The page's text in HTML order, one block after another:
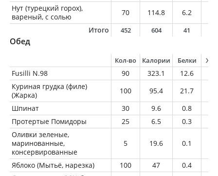
Нут (турецкий горох),
вареный, с солью
70 114.8 6.2
Итого
452 604 41
Обед
Кол-во Калории Белки
Fusilli N.98 90 323.1 12.6
Куриная грудка (филе)
(Жарка)
100 95.4 21.7
Шпинат
30 9.6 0.8
Протертые Помидоры
25 6.5 0.3
Оливки зеленые,
маринованные,
консервированные
5 19.6 0.1
Яблоко (Мытьё, нарезка) 100 47 0.4